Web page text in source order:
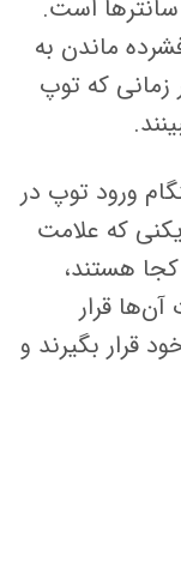
است.
ماندن به
که توپ
ورود توپ در
که علامت
کجا هستند،
قرار
قرار بگیرند و